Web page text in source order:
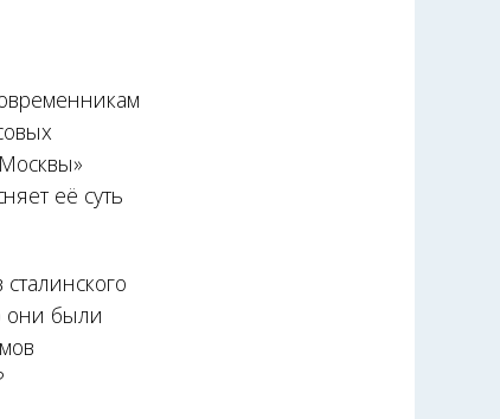
её суть
они были